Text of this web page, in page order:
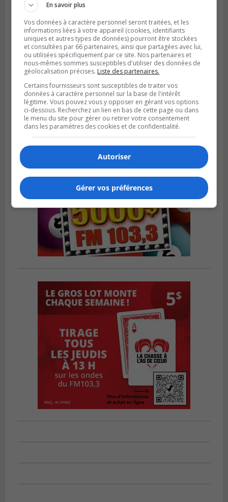
BOUCHERVILLE
Metro prend les moyens pour protéger son
personnel cadre
En savoir plus
Vos données à caractère personnel seront traitées, et les
informations liées à votre appareil (cookies, identifiants
uniques et autres types de données) pourront être stockées
et consultées par 66 partenaires, ainsi que partagées avec lui,
ou utilisées spécifiquement par ce site. Nos partenaires et
nous-mêmes sommes susceptibles d'utiliser des données de
géolocalisation précises. Liste des partenaires.
Certains fournisseurs sont susceptibles de traiter vos
données à caractère personnel sur la base de l'intérêt
légitime. Vous pouvez vous y opposer en gérant vos options
ci-dessous. Recherchez un lien en bas de cette page ou dans
le menu du site pour gérer ou retirer votre consentement
dans les paramètres des cookies et de confidentialité.
Autoriser
Gérer vos préférences